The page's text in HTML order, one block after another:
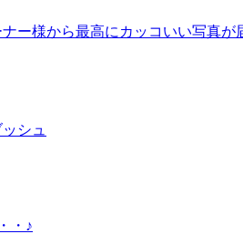
ー様から最高にカッコいい写真が
シュ
・♪